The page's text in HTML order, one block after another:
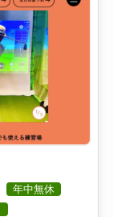
年中無休